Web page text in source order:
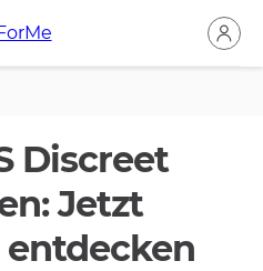
Discreet
Jetzt